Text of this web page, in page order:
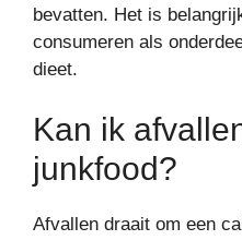
bevatten. Het is
consumeren als
dieet.
Kan ik
junkfood?
Afvallen draait om een